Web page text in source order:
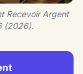
Recevoir Argent
(2026).